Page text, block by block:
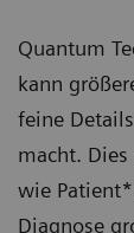
Quantum
kann
feine
macht.
wie
Diagnose